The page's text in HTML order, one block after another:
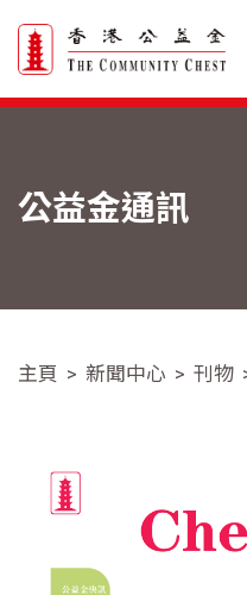
公益金通訊
主頁 新聞中心 刊物